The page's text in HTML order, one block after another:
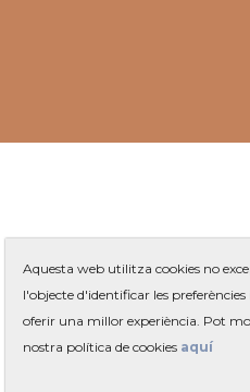
Aquesta web utilitza cookies no
l'objecte d'identificar les
oferir una millor experiència. Pot
nostra política de cookies aquí